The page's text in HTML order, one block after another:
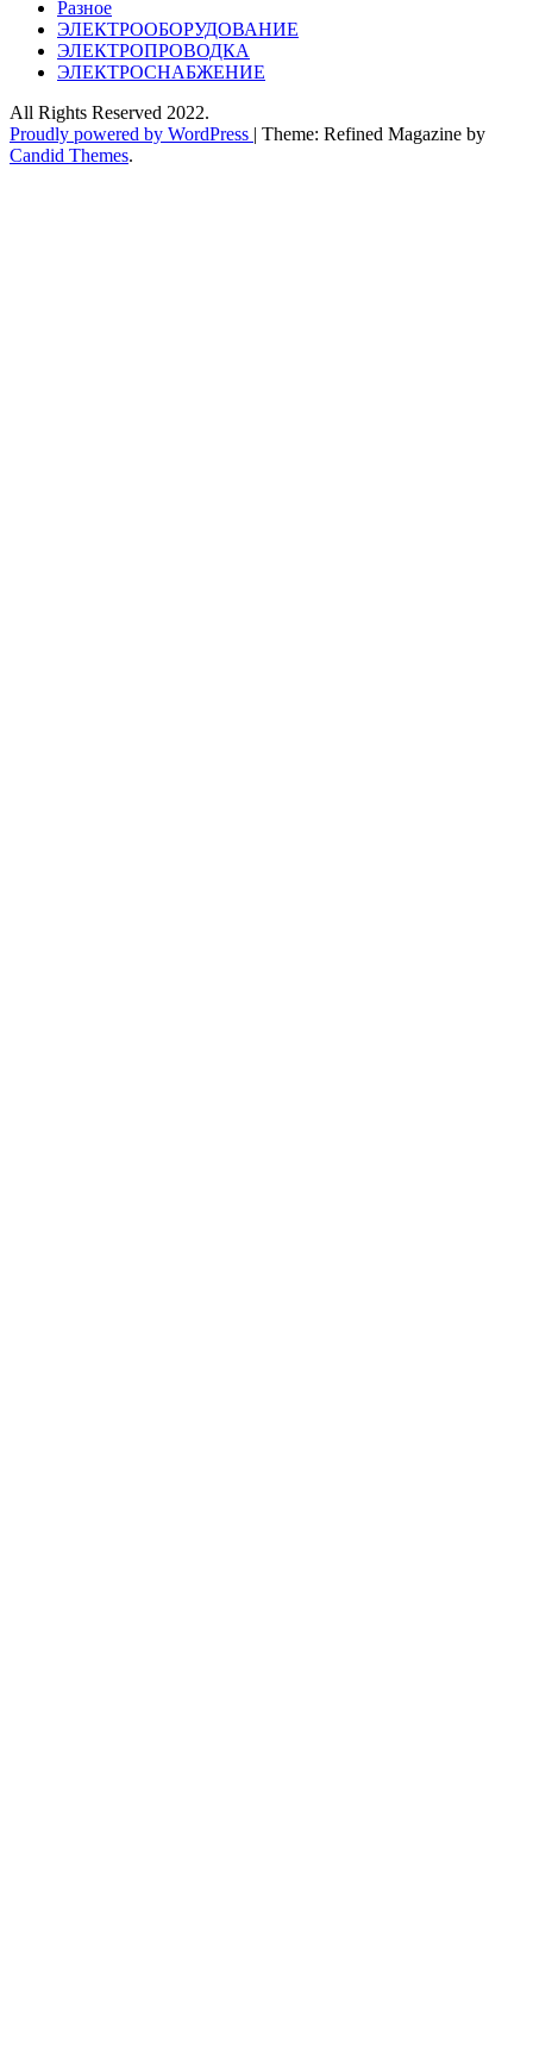
Разное
ЭЛЕКТРООБОРУДОВАНИЕ
ЭЛЕКТРОПРОВОДКА
ЭЛЕКТРОСНАБЖЕНИЕ
All Rights Reserved 2022.
Proudly powered by WordPress | Theme: Refined Magazine by
Candid Themes.